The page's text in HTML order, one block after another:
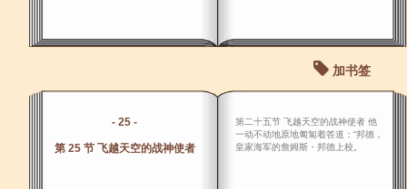
加书签
- 25 -
第 25 节 飞越天空的战神使者
第二十五节 飞越天空的战神使者 他
一动不动地原地匍匐着答道：“邦德，
皇家海军的詹姆斯・邦德上校。